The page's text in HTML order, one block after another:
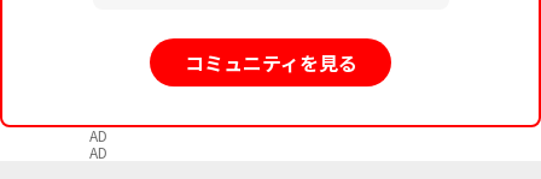
コミュニティを見る
AD
AD